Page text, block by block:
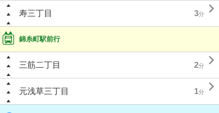
寿三丁目 3分 
錦糸町駅前行
三筋二丁目 2分 
元浅草三丁目 1分 